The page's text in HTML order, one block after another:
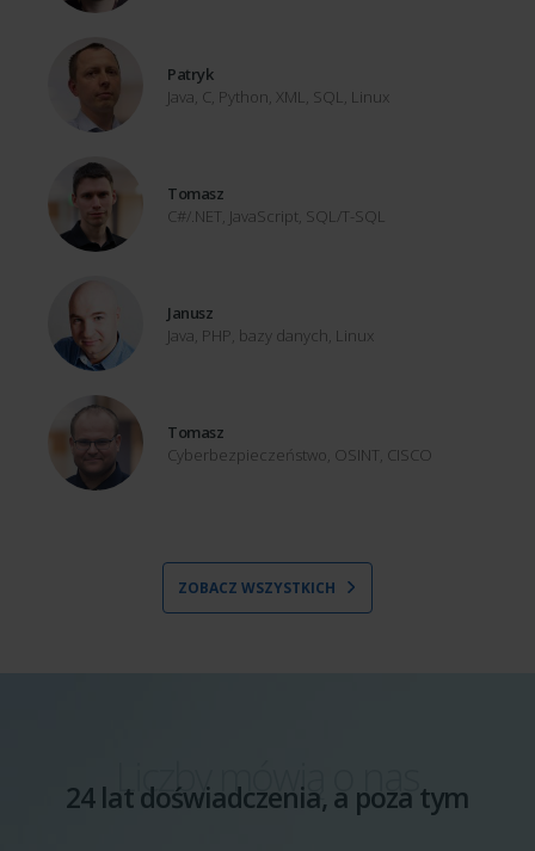
Patryk
Java, C, Python, XML, SQL, Linux
Tomasz
C#/.NET, JavaScript, SQL/T-SQL
Janusz
Java, PHP, bazy danych, Linux
Tomasz
Cyberbezpieczeństwo, OSINT, CISCO
ZOBACZ WSZYSTKICH
Liczby mówią o nas
24 lat doświadczenia, a poza tym